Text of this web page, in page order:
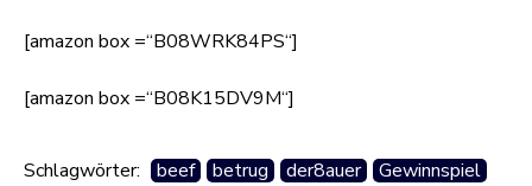
[amazon box =“B08WRK84PS“]
[amazon box =“B08K15DV9M“]
Schlagwörter: beef betrug der8auer
Gewinnspiel